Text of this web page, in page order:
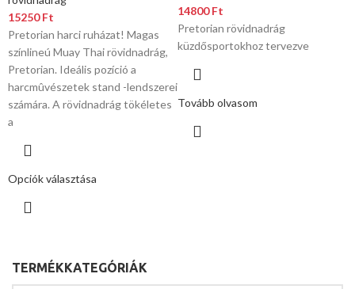
TERMÉKKATEGÓRIÁK
15250Ft
Pretorian harci ruházat! Magas
színlineú Muay Thai rövidnadrág,
Pretorian. Ideális pozíció a
harcmûvészetek stand -lendszerei
számára. A rövidnadrág tökéletes
a
Opciók választása
14800Ft
Pretorian rövidnadrág
küzdősportokhoz tervezve
Tovább olvasom